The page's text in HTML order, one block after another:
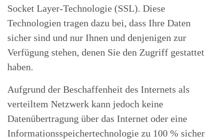
Socket Layer-Technologie (SSL). Diese
Technologien tragen dazu bei, dass Ihre Daten
sicher sind und nur Ihnen und denjenigen zur
Verfügung stehen, denen Sie den Zugriff gestattet
haben.
Aufgrund der Beschaffenheit des Internets als
verteiltem Netzwerk kann jedoch keine
Datenübertragung über das Internet oder eine
Informationsspeichertechnologie zu 100 % sicher